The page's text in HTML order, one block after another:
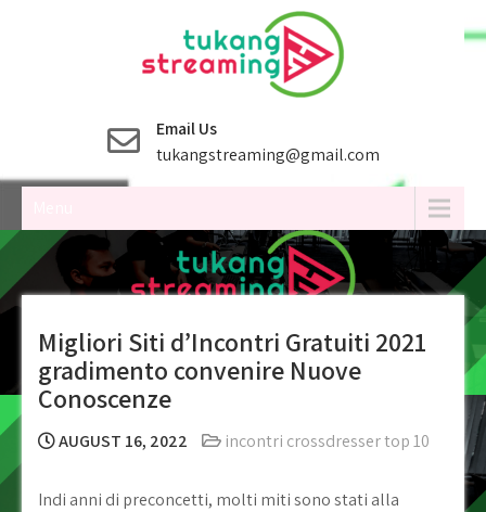
Email Us
tukangstreaming@gmail.com
Migliori Siti d’Incontri Gratuiti 2021
gradimento convenire Nuove
Conoscenze
AUGUST 16, 2022 incontri crossdresser top 10
Indi anni di preconcetti, molti miti sono stati alla